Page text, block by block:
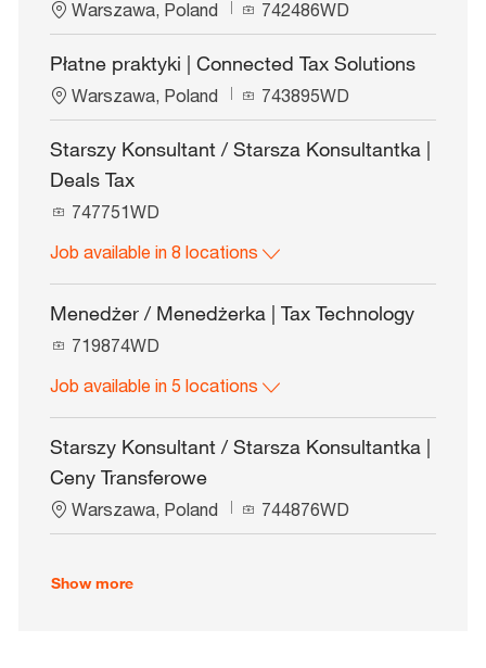
L
o
c
a
t
i
o
n
Warszawa, Poland
J
o
I
d
742486WD
Płatne praktyki | Connected Tax Solutions
L
o
c
a
t
n
Warszawa, Poland
J
o
b
I
743895WD
Starszy Konsultant / Starsza Konsultantka |
Deals Tax
J
b
747751WD
Job available in 8 locations
Menedżer / Menedżerka | Tax Technology
J
b
719874WD
Job available in 5 locations
Starszy Konsultant / Starsza Konsultantka |
Ceny Transferowe
L
o
a
t
Warszawa, Poland
J
o
744876WD
Show more